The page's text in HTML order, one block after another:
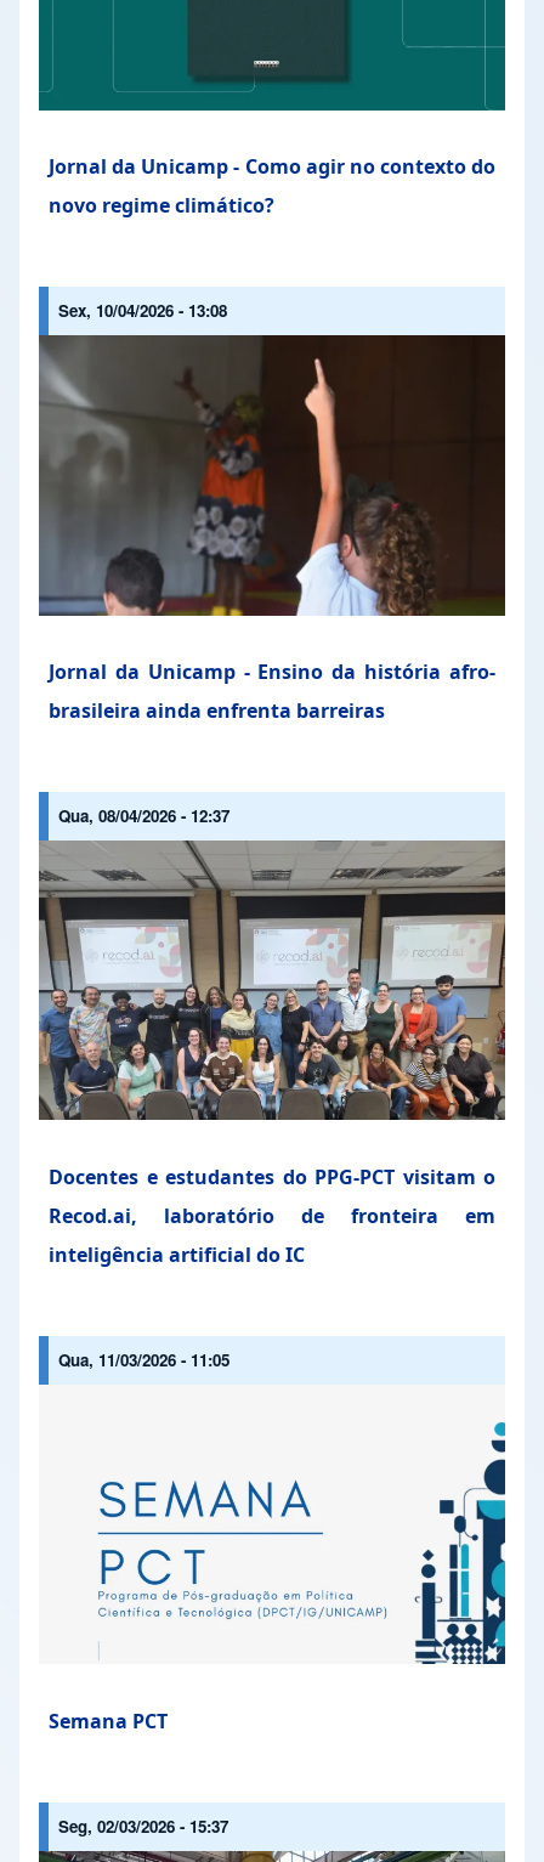
Jornal da Unicamp - Como agir no contexto do
novo regime climático?
Sex, 10/04/2026 - 13:08
Jornal da Unicamp - Ensino da história afro-
brasileira ainda enfrenta barreiras
Qua, 08/04/2026 - 12:37
Docentes e estudantes do PPG-PCT visitam o
Recod.ai, laboratório de fronteira em
inteligência artificial do IC
Qua, 11/03/2026 - 11:05
Semana PCT
Seg, 02/03/2026 - 15:37